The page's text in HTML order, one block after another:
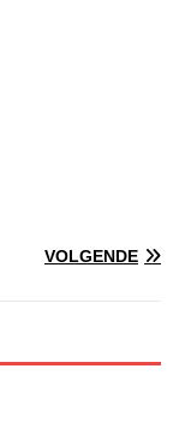
VOLGENDE